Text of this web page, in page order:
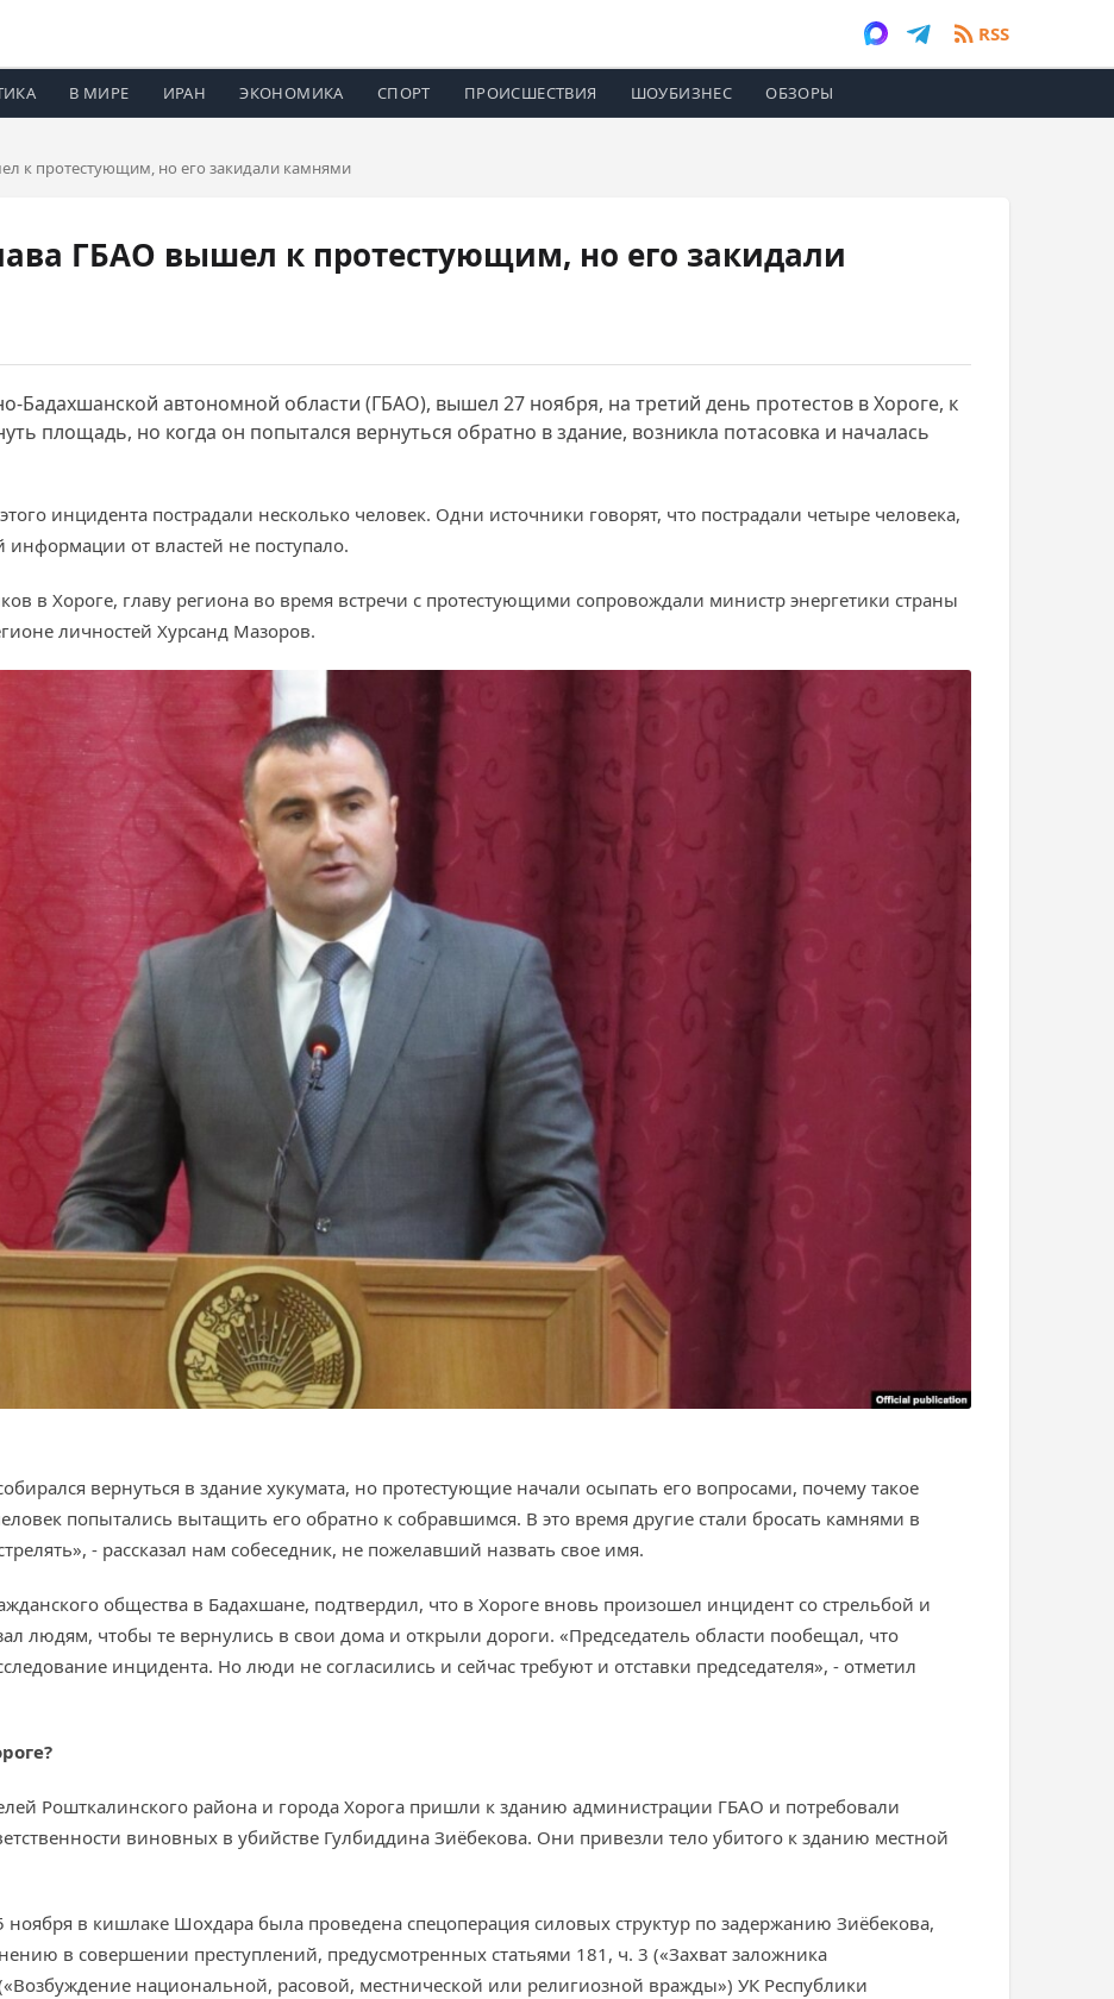
RSS
В МИРЕ ИРАН ЭКОНОМИКА СПОРТ ПРОИСШЕСТВИЯ ШОУБИЗНЕС ОБЗОРЫ
к протестующим, но его закидали камнями
ГБАО вышел к протестующим, но его закидали
Бадахшанской автономной области (ГБАО), вышел 27 ноября, на третий день протестов в Хороге, к
площадь, но когда он попытался вернуться обратно в здание, возникла потасовка и началась
инцидента пострадали несколько человек. Одни источники говорят, что пострадали четыре человека,
от властей не поступало.
в Хороге, главу региона во время встречи с протестующими сопровождали министр энергетики страны
личностей Хурсанд Мазоров.
вернуться в здание хукумата, но протестующие начали осыпать его вопросами, почему такое
попытались вытащить его обратно к собравшимся. В это время другие стали бросать камнями в
- рассказал нам собеседник, не пожелавший назвать свое имя.
общества в Бадахшане, подтвердил, что в Хороге вновь произошел инцидент со стрельбой и
людям, чтобы те вернулись в свои дома и открыли дороги. «Председатель области пообещал, что
инцидента. Но люди не согласились и сейчас требуют и отставки председателя», - отметил
Рошткалинского района и города Хорога пришли к зданию администрации ГБАО и потребовали
виновных в убийстве Гулбиддина Зиёбекова. Они привезли тело убитого к зданию местной
ноября в кишлаке Шохдара была проведена спецоперация силовых структур по задержанию Зиёбекова,
в совершении преступлений, предусмотренных статьями 181, ч. 3 («Захват заложника
национальной, расовой, местнической или религиозной вражды») УК Республики